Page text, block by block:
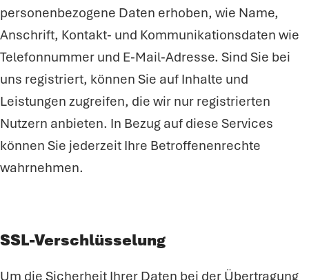
personenbezogene Daten erhoben, wie Name,
Anschrift, Kontakt- und Kommunikationsdaten wie
Telefonnummer und E-Mail-Adresse. Sind Sie bei
uns registriert, können Sie auf Inhalte und
Leistungen zugreifen, die wir nur registrierten
Nutzern anbieten. In Bezug auf diese Services
können Sie jederzeit Ihre Betroffenenrechte
wahrnehmen.
SSL-Verschlüsselung
Um die Sicherheit Ihrer Daten bei der Übertragung